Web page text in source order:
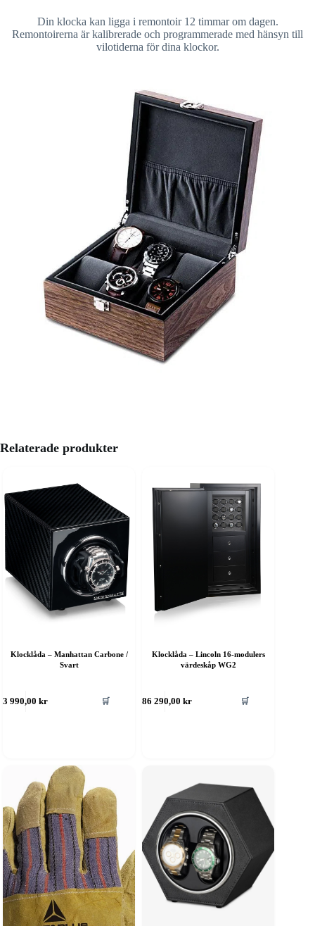
Din klocka kan ligga i remontoir 12 timmar om dagen.
Remontoirerna är kalibrerade och programmerade med hänsyn till
vilotiderna för dina klockor.
Relaterade produkter
Klocklåda – Manhattan Carbone /
Svart
3 990,00kr 🛒
Klocklåda – Lincoln 16-modulers
värdeskåp WG2
386 290,00kr 🛒